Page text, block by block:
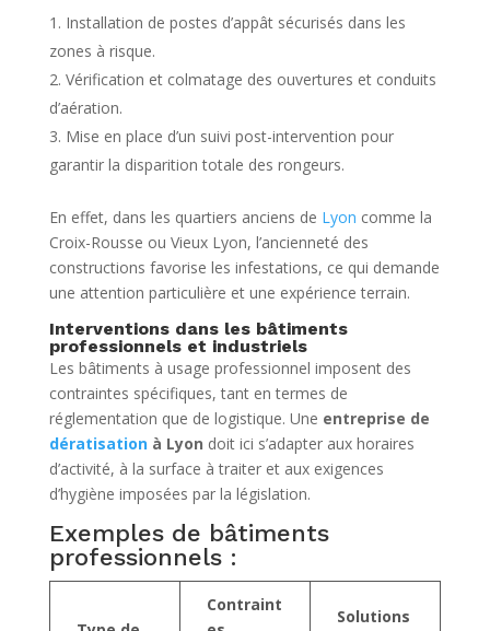
Installation de postes d’appât sécurisés dans les
zones à risque.
Vérification et colmatage des ouvertures et conduits
d’aération.
Mise en place d’un suivi post-intervention pour
garantir la disparition totale des rongeurs.
En effet, dans les quartiers anciens de Lyon comme la
Croix-Rousse ou Vieux Lyon, l’ancienneté des
constructions favorise les infestations, ce qui demande
une attention particulière et une expérience terrain.
Interventions dans les bâtiments
professionnels et industriels
Les bâtiments à usage professionnel imposent des
contraintes spécifiques, tant en termes de
réglementation que de logistique. Une entreprise de
dératisationà Lyon doit ici s’adapter aux horaires
d’activité, à la surface à traiter et aux exigences
d’hygiène imposées par la législation.
Exemples de bâtiments
professionnels :
Contraint
Solutions